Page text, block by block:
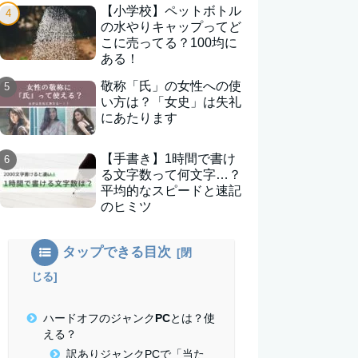
【小学校】ペットボトル
の水やりキャップってど
こに売ってる？100均に
ある！
敬称「氏」の女性への使
い方は？「女史」は失礼
にあたります
【手書き】1時間で書け
る文字数って何文字…？
平均的なスピードと速記
のヒミツ
タップできる目次
ハードオフのジャンクPCとは？使
える？
訳ありジャンクPCで「当た